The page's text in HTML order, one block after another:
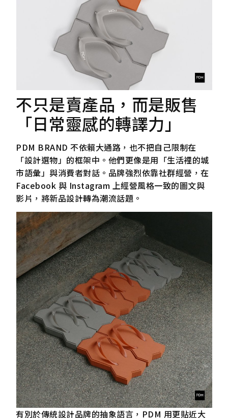
不只是賣產品，而是販售
「日常靈感的轉譯力」
PDM BRAND 不依賴大通路，也不把自己限制在
「設計選物」的框架中。他們更像是用「生活裡的城
市語彙」與消費者對話。品牌強烈依靠社群經營，在
Facebook 與 Instagram 上經營風格一致的圖文與
影片，將新品設計轉為潮流話題。
有別於傳統設計品牌的抽象語言，PDM 用更貼近大